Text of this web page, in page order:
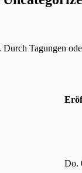
Tagungen
Do.